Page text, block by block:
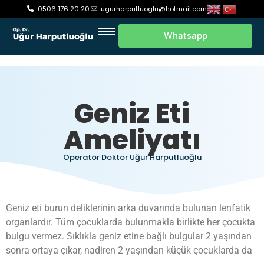
0506 176 20 20 ugurharputluoglu@hotmail.com
Whatsapp
Geniz Eti
Ameliyatı
Operatör Doktor Uğur Harputluoğlu
Geniz eti burun deliklerinin arka duvarında bulunan lenfatik
organlardır. Tüm çocuklarda bulunmakla birlikte her çocukta
bulgu vermez. Sıklıkla geniz etine bağlı bulgular 2 yaşından
sonra ortaya çıkar, nadiren 2 yaşından küçük çocuklarda da